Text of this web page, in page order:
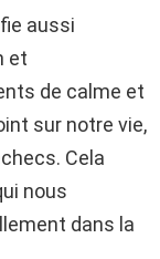
aussi
et
de calme et
sur notre vie,
Cela
nous
dans la